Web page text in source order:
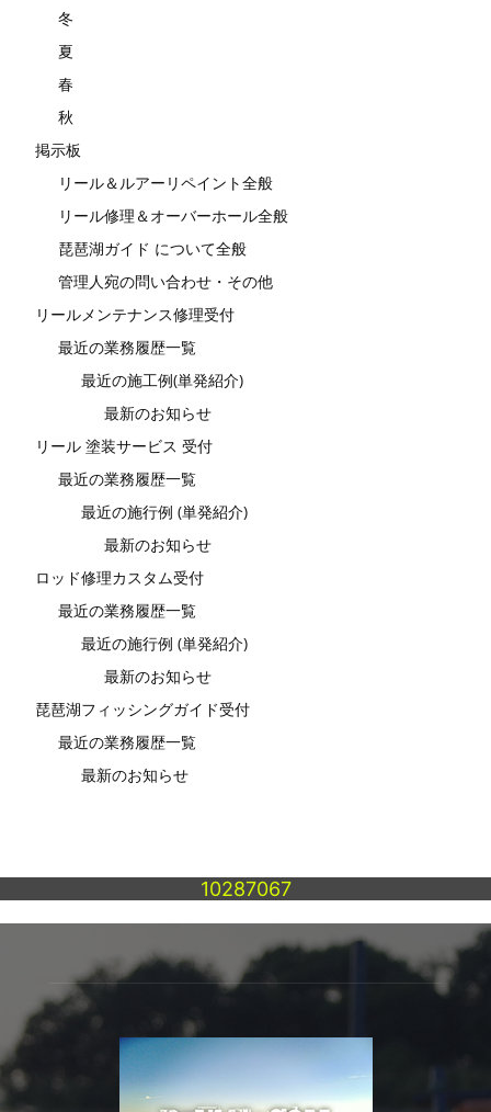
冬
夏
春
秋
掲示板
リール＆ルアーリペイント全般
リール修理＆オーバーホール全般
琵琶湖ガイド について全般
管理人宛の問い合わせ・その他
リールメンテナンス修理受付
最近の業務履歴一覧
最近の施工例(単発紹介)
最新のお知らせ
リール 塗装サービス 受付
最近の業務履歴一覧
最近の施行例 (単発紹介)
最新のお知らせ
ロッド修理カスタム受付
最近の業務履歴一覧
最近の施行例 (単発紹介)
最新のお知らせ
琵琶湖フィッシングガイド受付
最近の業務履歴一覧
最新のお知らせ
10287067